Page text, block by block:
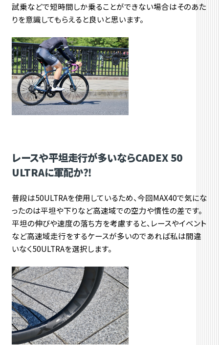
試乗などで短時間しか乗ることができない場合はそのあた
りを意識してもらえると良いと思います。
レースや平坦走行が多いならCADEX 50
ULTRAに軍配か⁈
普段は50ULTRAを使用しているため、今回MAX40で気にな
ったのは平坦や下りなど高速域での空力や慣性の差です。
平坦の伸びや速度の落ち方を考慮すると、レースやイベント
など高速域走行をするケースが多いのであれば私は間違
いなく50ULTRAを選択します。